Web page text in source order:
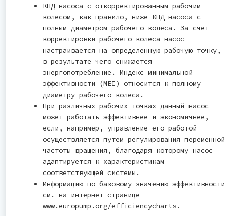
КПД насоса с откорректированным рабочим
колесом, как правило, ниже КПД насоса с
полным диаметром рабочего колеса. За счет
корректировки рабочего колеса насос
настраивается на определенную рабочую точку,
в результате чего снижается
энергопотребление. Индекс минимальной
эффективности (MEI) относится к полному
диаметру рабочего колеса.
При различных рабочих точках данный насос
может работать эффективнее и экономичнее,
если, например, управление его работой
осуществляется путем регулирования переменной
частоты вращения, благодаря которому насос
адаптируется к характеристикам
соответствующей системы.
Информацию по базовому значению эффективности
см. на интернет-странице
www.europump.org/efficiencycharts.